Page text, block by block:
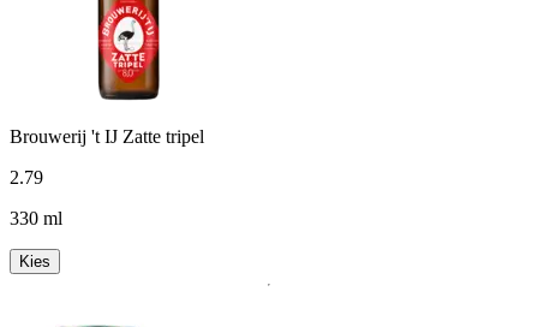
Brouwerij 't IJ Zatte tripel
2.79
330 ml
Kies